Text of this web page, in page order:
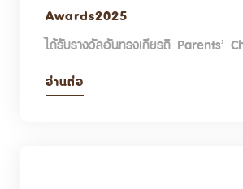
Awards2025
ได้รับรางวัลอันทรงเกียรติ Parents’
อ่านต่อ